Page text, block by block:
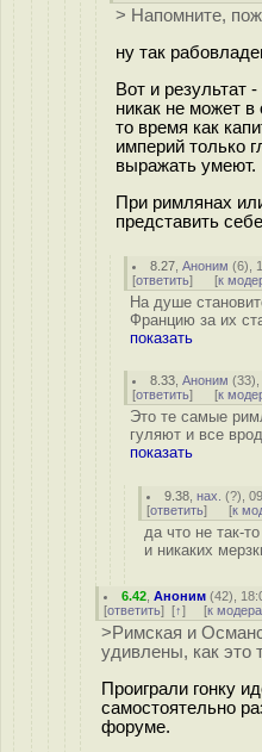
> Напомните,
ну так
Вот и результат
никак не может
то время как
империй только
выражать умеют.
При римлянах
представить
8.27 ,Аноним (6),
[ответить] [к
На душе
Францию за их
показать
8.33 ,Аноним (33),
[ответить] [к
Это те самые
гуляют и все
показать
9.38 ,нах. (?),
[ответить] [к
да что не так-
и никаких
6.42 ,Аноним (42),
[ответить] [↑] [к
>Римская и
удивлены, как это
Проиграли гонку
самостоятельно
форуме.